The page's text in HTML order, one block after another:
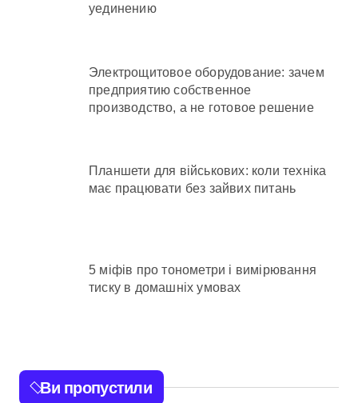
уединению
Электрощитовое оборудование: зачем
предприятию собственное
производство, а не готовое решение
Планшети для військових: коли техніка
має працювати без зайвих питань
5 міфів про тонометри і вимірювання
тиску в домашніх умовах
Ви пропустили